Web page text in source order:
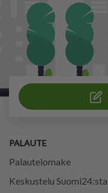
PALAUTE
Palautelomake
Keskustelu Suomi24:sta